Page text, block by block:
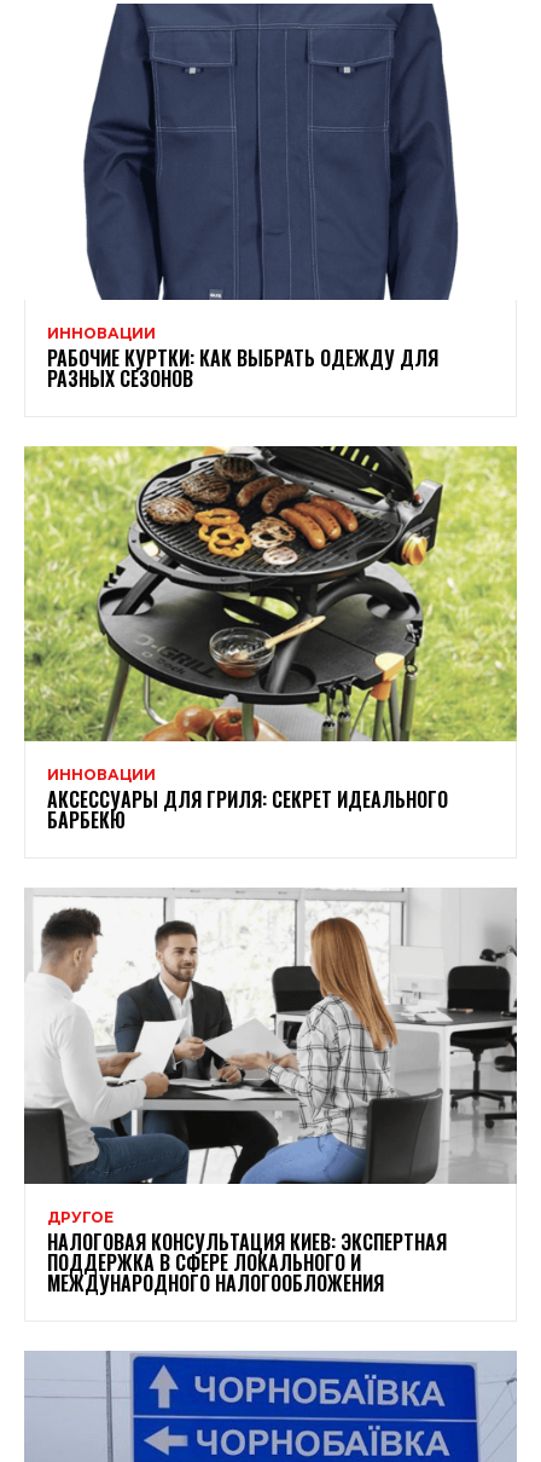
ИННОВАЦИИ
РАБОЧИЕ КУРТКИ: КАК ВЫБРАТЬ ОДЕЖДУ ДЛЯ
РАЗНЫХ СЕЗОНОВ
ИННОВАЦИИ
АКСЕССУАРЫ ДЛЯ ГРИЛЯ: СЕКРЕТ ИДЕАЛЬНОГО
БАРБЕКЮ
ДРУГОЕ
НАЛОГОВАЯ КОНСУЛЬТАЦИЯ КИЕВ: ЭКСПЕРТНАЯ
ПОДДЕРЖКА В СФЕРЕ ЛОКАЛЬНОГО И
МЕЖДУНАРОДНОГО НАЛОГООБЛОЖЕНИЯ